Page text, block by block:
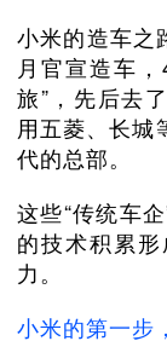
小米的造车之
月官宣造车
旅”，先后去
用五菱、长城
代的总部。
这些“传统车
的技术积累
力。
小米的第一步